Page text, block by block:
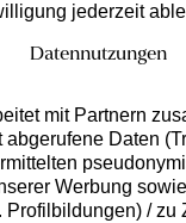
jederzeit
Datennutzungen
mit Partnern
Daten
Werbung
Profilbildungen) / zu